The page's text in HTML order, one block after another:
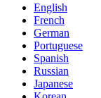
English
French
German
Portuguese
Spanish
Russian
Japanese